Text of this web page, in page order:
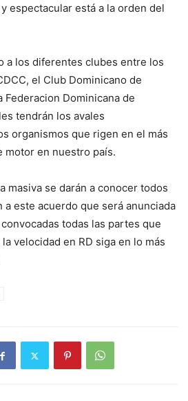
espectacular está a la orden del
a los diferentes clubes entre los
el Club Dominicano de
Federacion Dominicana de
tendrán los avales
organismos que rigen en el más
en nuestro país.
masiva se darán a conocer todos
este acuerdo que será anunciada
todas las partes que
velocidad en RD siga en lo más